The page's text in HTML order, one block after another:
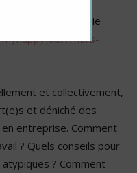
notre hors-série
hors-
et collectivement,
et déniché des
entreprise. Comment
? Quels conseils pour
? Comment